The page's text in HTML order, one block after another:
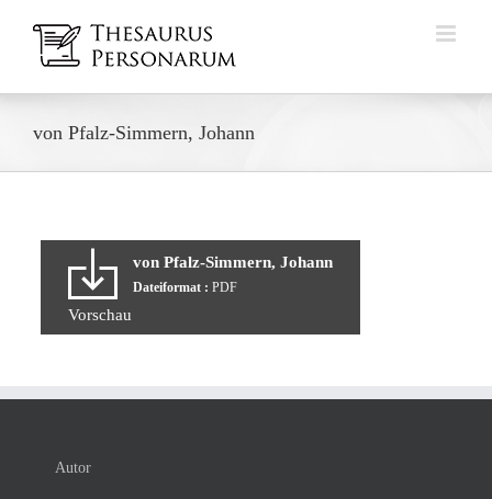
Inhalt
springen
von Pfalz-Simmern, Johann
von Pfalz-Simmern, Johann
Dateiformat : PDF
Vorschau
Autor